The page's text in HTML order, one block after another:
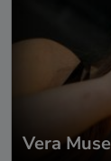
Vera Muse